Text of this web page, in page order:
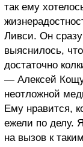
так ему
Ливси. Он
выяснилось,
достаточно
— Алексей
неотложной
Ему нравится,
ежели по делу.
на вызов к